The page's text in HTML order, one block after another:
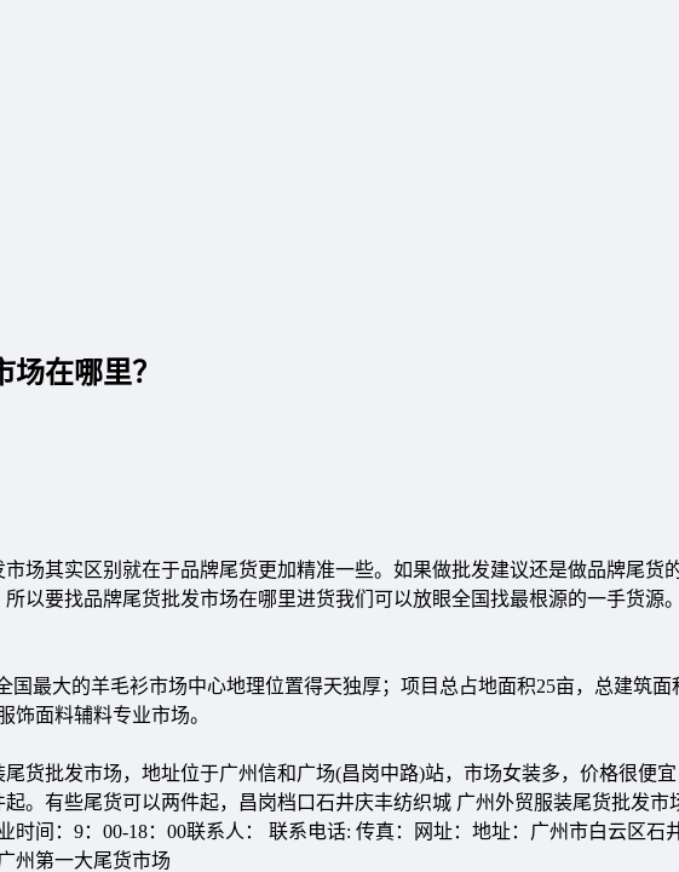
在哪里？
场其实区别就在于品牌尾货更加精准一些。如果做批发建议还是做品牌尾货
以要找品牌尾货批发市场在哪里进货我们可以放眼全国找最根源的一手货源
国最大的羊毛衫市场中心地理位置得天独厚；项目总占地面积25亩，总建筑面
饰面料辅料专业市场。
货批发市场，地址位于广州信和广场(昌岗中路)站，市场女装多，价格很便
。有些尾货可以两件起，昌岗档口石井庆丰纺织城 广州外贸服装尾货批发市
时间：9：00-18：00联系人： 联系电话: 传真：网址：地址：广州市白云区石
州第一大尾货市场